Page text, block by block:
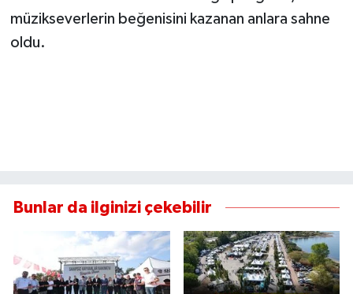
müzikseverlerin beğenisini kazanan anlara sahne
oldu.
Bunlar da ilginizi çekebilir